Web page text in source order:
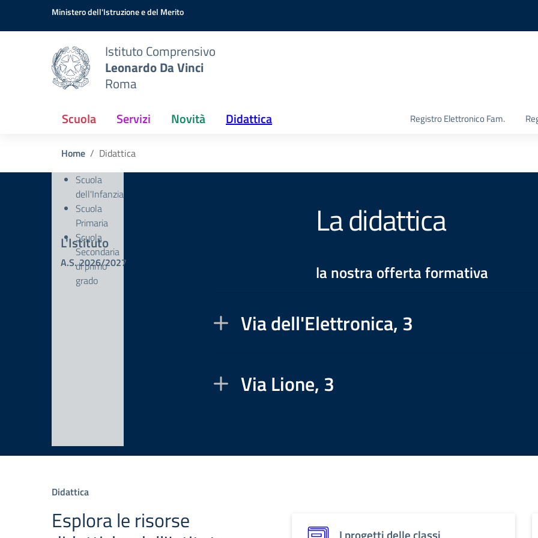
Vai ai contenuti
Vai al menu di navigazioneMinistero dell'Istruzione e del Merito
Istituto Comprensivo
Leonardo Da Vinci
Roma
Scuola Servizi Novità Didattica Registro Elettronico Fam.
Home Didattica
La didattica
la nostra offerta formativa
L'Istituto
A.S. 2026/2027
Scuola
dell'Infanzia
Scuola
Primaria
Scuola
Secondaria
di primo
grado
Via dell'Elettronica, 3
Via Lione, 3
Didattica
Esplora le risorse